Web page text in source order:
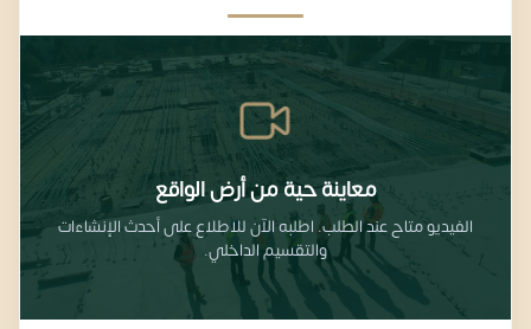
معاينة حية من أرض الواقع
الفيديو متاح عند الطلب. اطلبه الآن للاطلاع على أحدث الإنشاءات
والتقسيم الداخلي.